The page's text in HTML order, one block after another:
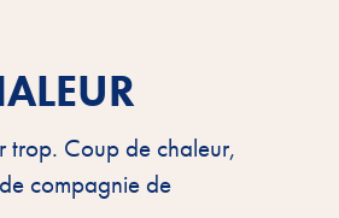
trop. Coup de chaleur,
compagnie de